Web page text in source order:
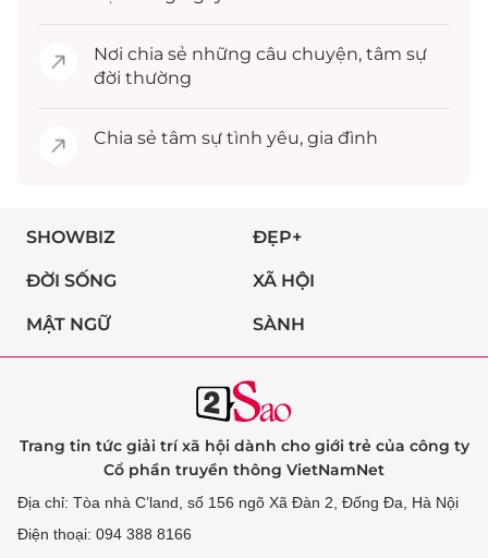
Nơi chia sẻ những câu chuyện, tâm sự
đời thường
Chia sẻ tâm sự tình yêu, gia đình
SHOWBIZ ĐẸP+
ĐỜI SỐNG XÃ HỘI
MẬT NGỮ SÀNH
Trang tin tức giải trí xã hội dành cho giới trẻ của công ty
Cổ phần truyền thông VietNamNet
Địa chỉ: Tòa nhà C’land, số 156 ngõ Xã Đàn 2, Đống Đa, Hà Nội
Điện thoại: 094 388 8166